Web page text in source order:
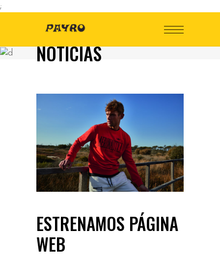
;
NOTICIAS
ESTRENAMOS PÁGINA
WEB